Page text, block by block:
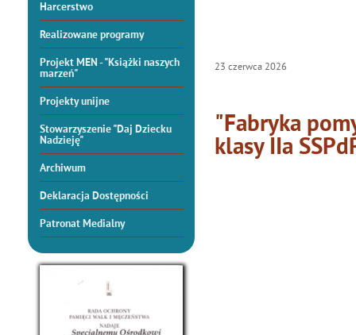
Harcerstwo
Realizowane programy
Projekt MEN - "Książki naszych
marzeń"
Projekty unijne
Stowarzyszenie "Daj Dziecku
Nadzieję"
Archiwum
Deklaracja Dostępności
Patronat Medialny
23 czerwca 2026
"Fabryka
klasy IIa